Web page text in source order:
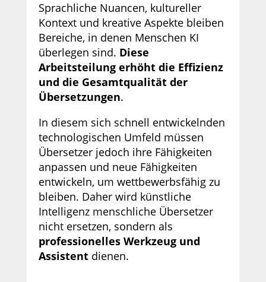
Sprachliche Nuancen, kultureller
Kontext und kreative Aspekte bleiben
Bereiche, in denen Menschen KI
überlegen sind. Diese
Arbeitsteilung erhöht die Effizienz
und die Gesamtqualität der
Übersetzungen.
In diesem sich schnell entwickelnden
technologischen Umfeld müssen
Übersetzer jedoch ihre Fähigkeiten
anpassen und neue Fähigkeiten
entwickeln, um wettbewerbsfähig zu
bleiben. Daher wird künstliche
Intelligenz menschliche Übersetzer
nicht ersetzen, sondern als
professionelles Werkzeug und
Assistentdienen.